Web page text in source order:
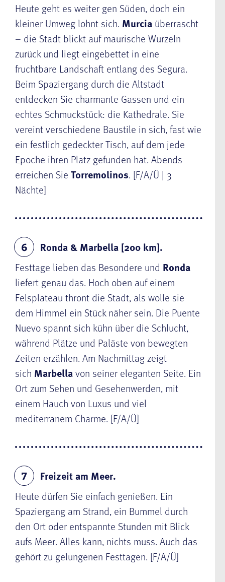
Heute geht es weiter gen Süden, doch ein
kleiner Umweg lohnt sich. Murcia überrascht
– die Stadt blickt auf maurische Wurzeln
zurück und liegt eingebettet in eine
fruchtbare Landschaft entlang des Segura.
Beim Spaziergang durch die Altstadt
entdecken Sie charmante Gassen und ein
echtes Schmuckstück: die Kathedrale. Sie
vereint verschiedene Baustile in sich, fast wie
ein festlich gedeckter Tisch, auf dem jede
Epoche ihren Platz gefunden hat. Abends
erreichen Sie Torremolinos. [F/A/Ü | 3
Nächte]
6
Ronda & Marbella [200 km].
Festtage lieben das Besondere und Ronda
liefert genau das. Hoch oben auf einem
Felsplateau thront die Stadt, als wolle sie
dem Himmel ein Stück näher sein. Die Puente
Nuevo spannt sich kühn über die Schlucht,
während Plätze und Paläste von bewegten
Zeiten erzählen. Am Nachmittag zeigt
sich Marbellavon seiner eleganten Seite. Ein
Ort zum Sehen und Gesehenwerden, mit
einem Hauch von Luxus und viel
mediterranem Charme. [F/A/Ü]
7
Freizeit am Meer.
Heute dürfen Sie einfach genießen. Ein
Spaziergang am Strand, ein Bummel durch
den Ort oder entspannte Stunden mit Blick
aufs Meer. Alles kann, nichts muss. Auch das
gehört zu gelungenen Festtagen. [F/A/Ü]